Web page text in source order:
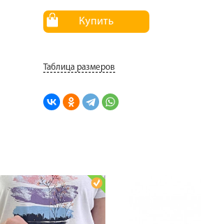
Купить
Таблица размеров